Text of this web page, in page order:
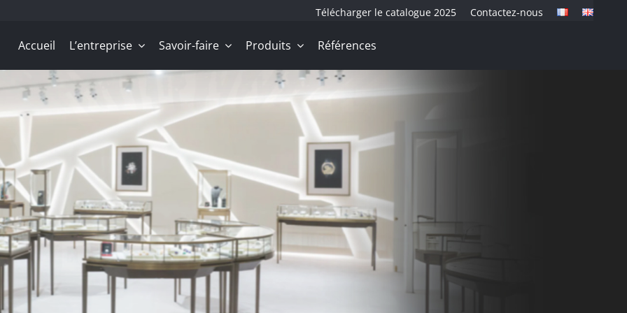
Télécharger le catalogue 2025 Contactez-nous
Accueil L’entreprise Savoir-faire Produits Références
LUMIÈRE, NOTRE EXPERTISE